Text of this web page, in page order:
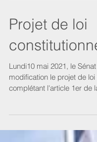
Projet de loi
Lundi10 mai 2021, le
modification le projet de
complétant l'article 1er de